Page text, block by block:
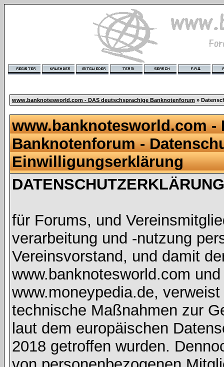
www.banknotesworld.com - DAS deutschsprachige Banknotenforum »
www.banknotesworld.com -
Banknotenforum -
Einwilligungserklärung
für Forums, und
verarbeitung und -nutzung
Vereinsvorstand, und damit
www.banknotesworld.com
www.moneypedia.de,
technische Maßnahmen zur
laut dem europäischen
2018 getroffen wurden.